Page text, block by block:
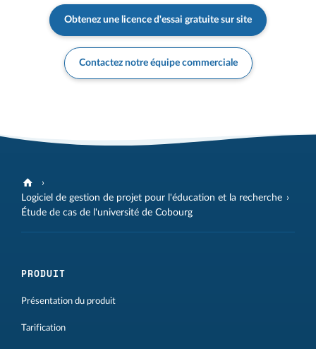
Obtenez une licence d'essai gratuite sur site
Contactez notre équipe commerciale
Logiciel de gestion de projet pour l'éducation et la recherche
Étude de cas de l'université de Cobourg
PRODUIT
Présentation du produit
Tarification